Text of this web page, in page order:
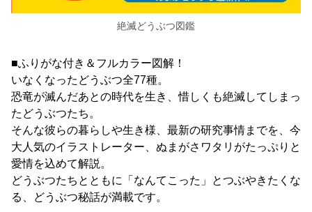
絶滅どうぶつ図鑑
■ふりがな付き＆フルカラー図解！
いなくなったどうぶつ全77種。
恐竜が滅んだあとの時代を生き、惜しくも絶滅してしまっ
たどうぶつたち。
そんな彼らの暮らしや生き様、最新の研究事情までを、今
大人気のイラストレーター、ぬまがさワタリがたっぷりと
愛情を込めて解説。
どうぶつたちとともに「なんてこった」とつぶやきたくな
る、どうぶつ秘話が満載です。